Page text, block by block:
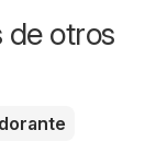
de otros